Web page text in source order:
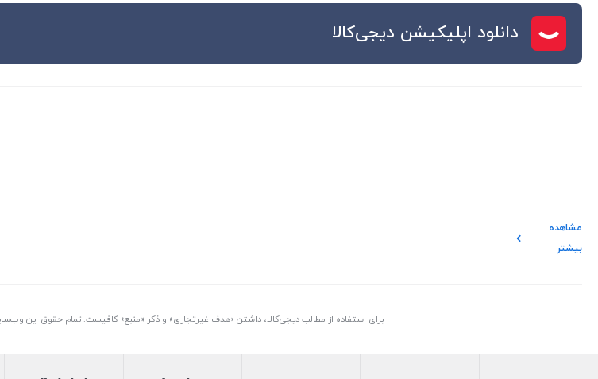
دانلود اپلیکیشن دیجی‌کالا
مشاهده
بیشتر
برای استفاده از مطالب دیجی‌کالا، داشتن «هدف غیرتجاری» و ذکر «منبع» کافیست. تمام حقوق اين